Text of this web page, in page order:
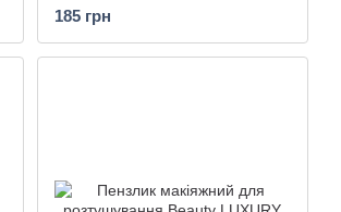
185 грн